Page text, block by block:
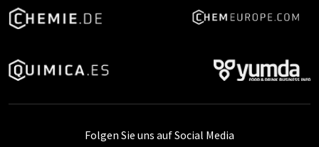
Folgen Sie uns auf Social Media